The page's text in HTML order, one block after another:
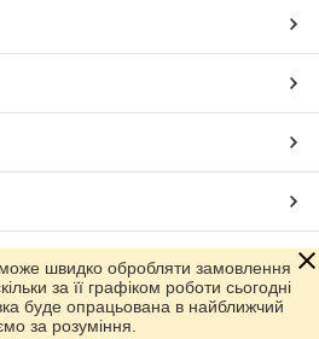
Prom.ua
швидко обробляти замовлення
за її графіком роботи сьогодні
буде опрацьована в найближчий
за розуміння.